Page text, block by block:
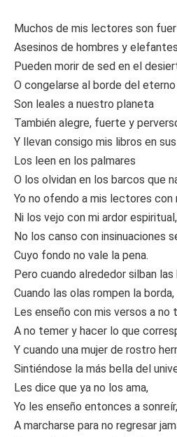
Muchos de mis lectores son
Asesinos de hombres y
Pueden morir de sed en el
O congelarse al borde del eterno
Son leales a nuestro planeta
También alegre, fuerte y
Y llevan consigo mis libros en
Los leen en los palmares
O los olvidan en los barcos que
Yo no ofendo a mis lectores con
Ni los vejo con mi ardor espiritual,
No los canso con insinuaciones
Cuyo fondo no vale la pena.
Pero cuando alrededor silban las
Cuando las olas rompen la borda,
Les enseño con mis versos a no
A no temer y hacer lo que
Y cuando una mujer de rostro
Sintiéndose la más bella del
Les dice que ya no los ama,
Yo les enseño entonces a sonreír,
A marcharse para no regresar